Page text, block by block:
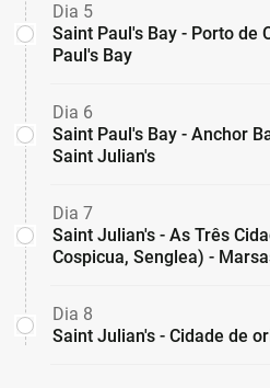
Dia 5
Saint Paul's Bay - Porto de
Paul's Bay
Dia 6
Saint Paul's Bay - Anchor
Saint Julian's
Dia 7
Saint Julian's - As Três
Cospicua, Senglea) -
Dia 8
Saint Julian's - Cidade de